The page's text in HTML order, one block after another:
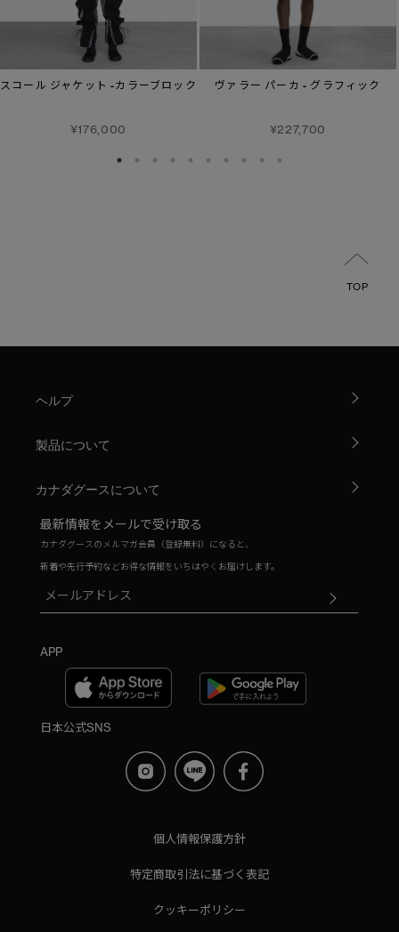
スコール ジャケット -カラーブロック
¥176,000
ヴァラー パーカ - グラフィック
¥227,700
TOP
ヘルプ
製品について
カナダグースについて
最新情報をメールで受け取る
カナダグースのメルマガ会員（登録無料）になると、
新着や先行予約などお得な情報をいちはやくお届けします。
APP
日本公式SNS
個人情報保護方針
特定商取引法に基づく表記
クッキーポリシー